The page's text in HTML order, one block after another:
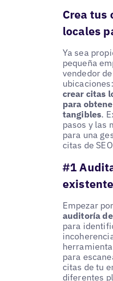
Crea tus
locales
Ya sea
pequeña
vendedor
ubicaciones:
crear citas
para
tangibles.
pasos y las
para una
citas de
#1
Empezar por
auditoría
para
para
citas de tu
diferentes